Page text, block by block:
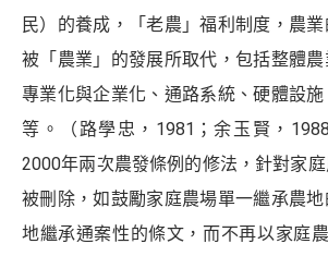
民）的養成，「老農」福利制度，農業
被「農業」的發展所取代，包括整體
專業化與企業化、通路系統、硬體設
等。（路學忠，1981；余玉賢，
2000年兩次農發條例的修法，針對家
被刪除，如鼓勵家庭農場單一繼承農
地繼承通案性的條文，而不再以家庭